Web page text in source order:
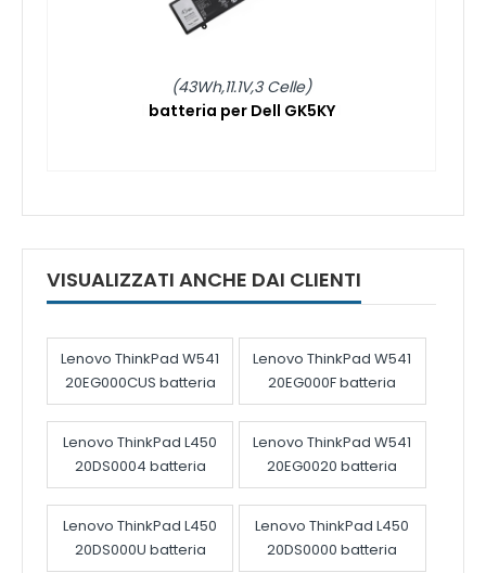
(43Wh,11.1V,3 Celle)
batteria per Dell GK5KY
VISUALIZZATI ANCHE DAI CLIENTI
Lenovo ThinkPad W541
20EG000CUS batteria
Lenovo ThinkPad W541
20EG000F batteria
Lenovo ThinkPad L450
20DS0004 batteria
Lenovo ThinkPad W541
20EG0020 batteria
Lenovo ThinkPad L450
20DS000U batteria
Lenovo ThinkPad L450
20DS0000 batteria